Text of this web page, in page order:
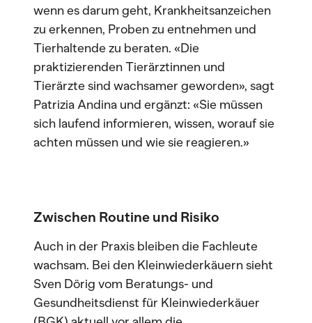
wenn es darum geht, Krankheitsanzeichen
zu erkennen, Proben zu entnehmen und
Tierhaltende zu beraten. «Die
praktizierenden Tierärztinnen und
Tierärzte sind wachsamer geworden», sagt
Patrizia Andina und ergänzt: «Sie müssen
sich laufend informieren, wissen, worauf sie
achten müssen und wie sie reagieren.»
Zwischen Routine und Risiko
Auch in der Praxis bleiben die Fachleute
wachsam. Bei den Kleinwiederkäuern sieht
Sven Dörig vom Beratungs- und
Gesundheitsdienst für Kleinwiederkäuer